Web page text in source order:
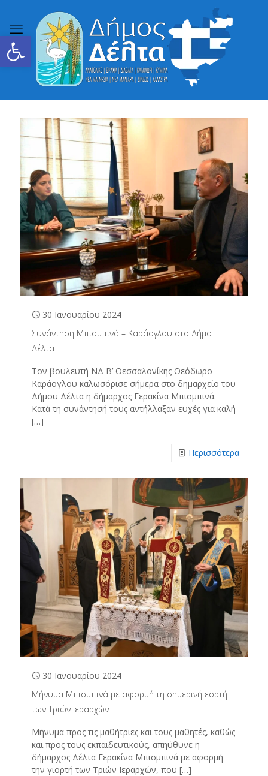
Ανοίξτε τη γραμμή εργαλείων
30 Ιανουαρίου 2024
Συνάντηση Μπισμπινά – Καράογλου στο Δήμο
Δέλτα
Τον βουλευτή ΝΔ Β’ Θεσσαλονίκης Θεόδωρο
Καράογλου καλωσόρισε σήμερα στο δημαρχείο του
Δήμου Δέλτα η δήμαρχος Γερακίνα Μπισμπινά.
Κατά τη συνάντησή τους αντήλλαξαν ευχές για καλή
[…]
Περισσότερα
30 Ιανουαρίου 2024
Μήνυμα Μπισμπινά με αφορμή τη σημερινή εορτή
των Τριών Ιεραρχών
Μήνυμα προς τις μαθήτριες και τους μαθητές, καθώς
και προς τους εκπαιδευτικούς, απηύθυνε η
δήμαρχος Δέλτα Γερακίνα Μπισμπινά με αφορμή
την γιορτή των Τριών Ιεραρχών, που […]